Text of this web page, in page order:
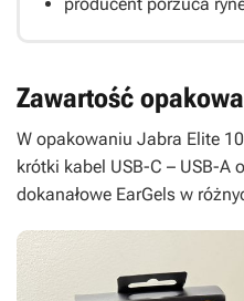
Zawartość
W opakowaniu Jabra Elite
krótki kabel USB-C – USB-A
dokanałowe EarGels w